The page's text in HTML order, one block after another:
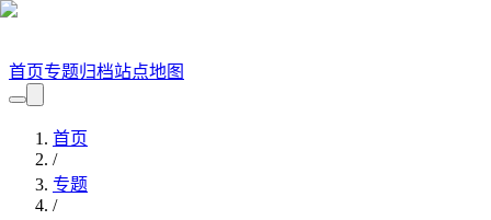
首页专题归档站点地图
首页
/
专题
/